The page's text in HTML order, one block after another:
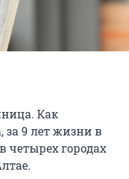
Как
за 9 лет жизни в
четырех городах